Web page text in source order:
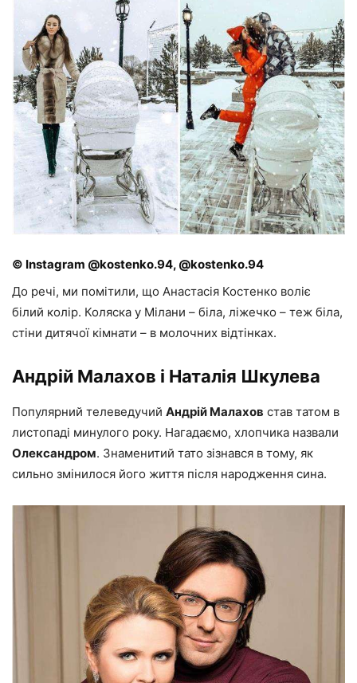
© Instagram @kostenko.94, @kostenko.94
До речі, ми помітили, що Анастасія Костенко воліє
білий колір. Коляска у Мілани – біла, ліжечко – теж біла,
стіни дитячої кімнати – в молочних відтінках.
Андрій Малахов і Наталія Шкулева
Популярний телеведучий Андрій Малахов став татом в
листопаді минулого року. Нагадаємо, хлопчика назвали
Олександром. Знаменитий тато зізнався в тому, як
сильно змінилося його життя після народження сина.